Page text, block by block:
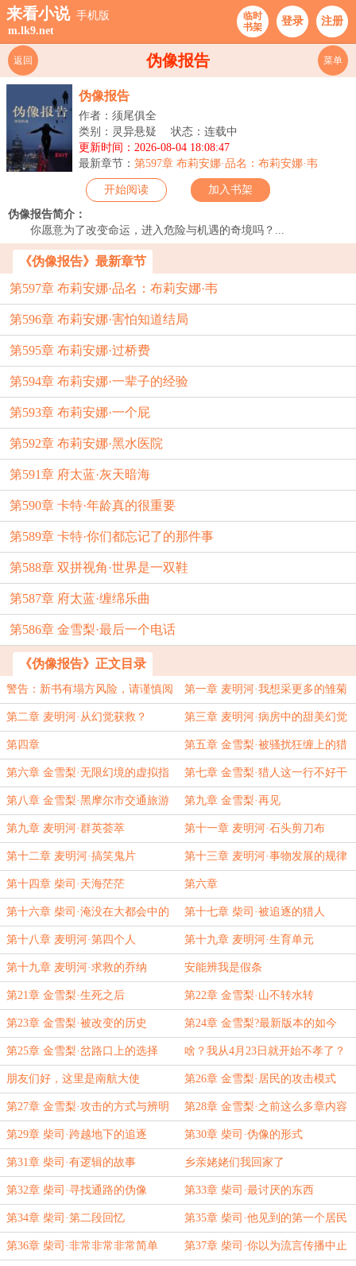
来看小说 手机版
m.lk9.net
临时
书架
登录 注册
伪像报告
返回 菜单
伪像报告
作者：须尾俱全
类别：灵异悬疑
状态：连载中
更新时间：2026-08-04 18:08:47
最新章节： 第597章 布莉安娜·品名：布莉安娜·韦
开始阅读 加入书架
伪像报告简介：
你愿意为了改变命运，进入危险与机遇的奇境吗？...
《伪像报告》最新章节
第597章 布莉安娜·品名：布莉安娜·韦
第596章 布莉安娜·害怕知道结局
第595章 布莉安娜·过桥费
第594章 布莉安娜·一辈子的经验
第593章 布莉安娜·一个屁
第592章 布莉安娜·黑水医院
第591章 府太蓝·灰天暗海
第590章 卡特·年龄真的很重要
第589章 卡特·你们都忘记了的那件事
第588章 双拼视角·世界是一双鞋
第587章 府太蓝·缠绵乐曲
第586章 金雪梨·最后一个电话
《伪像报告》正文目录
警告：新书有塌方风险，请谨慎阅
读
第一章 麦明河·我想采更多的雏菊
第二章 麦明河·从幻觉获救？ 第三章 麦明河·病房中的甜美幻觉
第四章 第五章 金雪梨·被骚扰狂缠上的猎
人
第六章 金雪梨·无限幻境的虚拟指
南
第七章 金雪梨·猎人这一行不好干
第八章 金雪梨·黑摩尔市交通旅游
图
第九章 金雪梨·再见
第九章 麦明河·群英荟萃 第十一章 麦明河·石头剪刀布
第十二章 麦明河·搞笑鬼片 第十三章 麦明河·事物发展的规律
第十四章 柴司·天海茫茫 第六章
第十六章 柴司·淹没在大都会中的
伪像
第十七章 柴司·被追逐的猎人
第十八章 麦明河·第四个人 第十九章 麦明河·生育单元
第十九章 麦明河·求救的乔纳 安能辨我是假条
第21章 金雪梨·生死之后 第22章 金雪梨·山不转水转
第23章 金雪梨·被改变的历史 第24章 金雪梨?最新版本的如今
第25章 金雪梨·岔路口上的选择 啥？我从4月23日就开始不孝了？
朋友们好，这里是南航大使 第26章 金雪梨·居民的攻击模式
第27章 金雪梨·攻击的方式与辨明
正身
第28章 金雪梨·之前这么多章内容
都消失了
第29章 柴司·跨越地下的追逐 第30章 柴司·伪像的形式
第31章 柴司·有逻辑的故事 乡亲姥姥们我回家了
第32章 柴司·寻找通路的伪像 第33章 柴司·最讨厌的东西
第34章 柴司·第二段回忆 第35章 柴司·他见到的第一个居民
第36章 柴司·非常非常非常简单 第37章 柴司·你以为流言传播中止